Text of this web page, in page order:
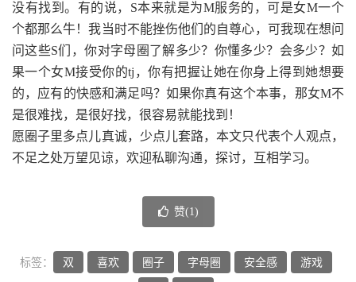
没有找到。有的说，S本来就是为M服务的，可是女M一个
个都那么牛！我当时不能挫伤他们的自尊心，可我现在想问
问这些S们，你对字母圈了解多少？你懂多少？会多少？如
果一个女M接受你的tj，你有把握让她在你身上得到她想要
的，应有的快感和满足吗？如果你真有这个本事，那女M不
是很难找，是很好找，很容易就能找到！
愿圈子里多点儿真诚，少点儿套路，本文只代表个人观点，
不足之处万望见谅，欢迎私聊沟通，探讨，互相学习。
赞(1)
标签： 双 喜欢 圈子 字母圈 安全感 游戏